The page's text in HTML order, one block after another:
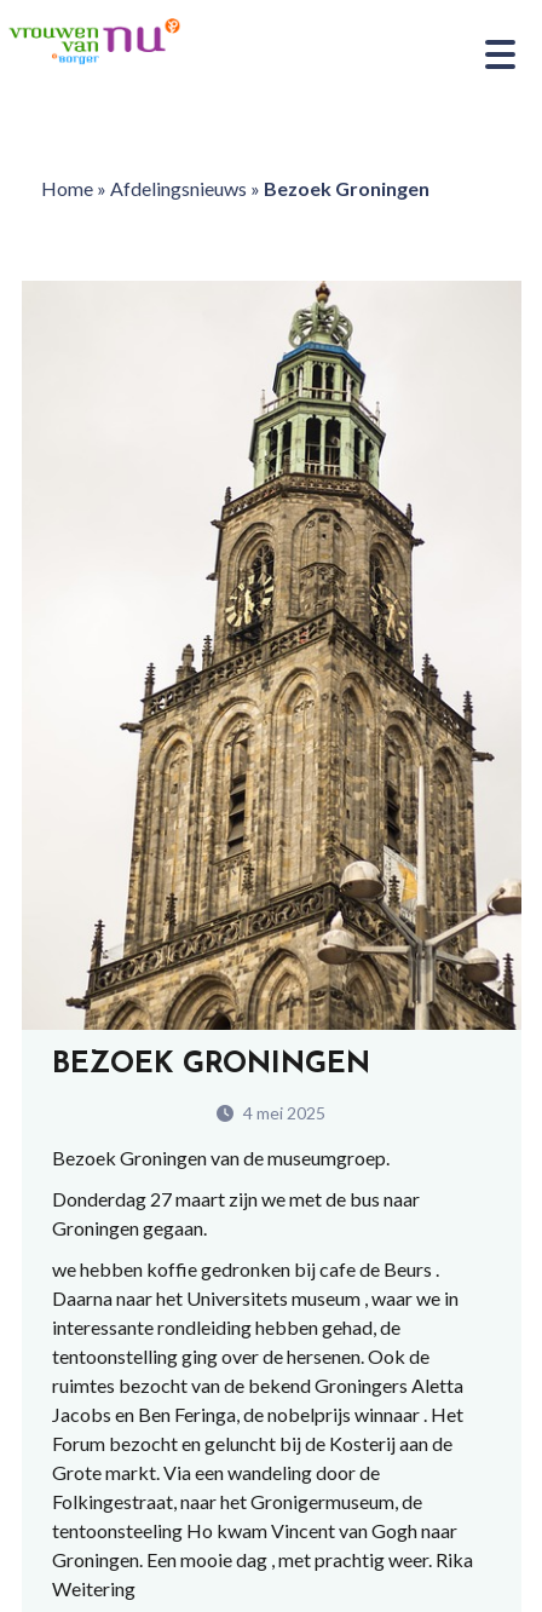
Home» Afdelingsnieuws » Bezoek Groningen
BEZOEK GRONINGEN
4 mei 2025
Bezoek Groningen van de museumgroep.
Donderdag 27 maart zijn we met de bus naar
Groningen gegaan.
we hebben koffie gedronken bij cafe de Beurs .
Daarna naar het Universitets museum , waar we in
interessante rondleiding hebben gehad, de
tentoonstelling ging over de hersenen. Ook de
ruimtes bezocht van de bekend Groningers Aletta
Jacobs en Ben Feringa, de nobelprijs winnaar . Het
Forum bezocht en geluncht bij de Kosterij aan de
Grote markt. Via een wandeling door de
Folkingestraat, naar het Gronigermuseum, de
tentoonsteeling Ho kwam Vincent van Gogh naar
Groningen. Een mooie dag , met prachtig weer. Rika
Weitering